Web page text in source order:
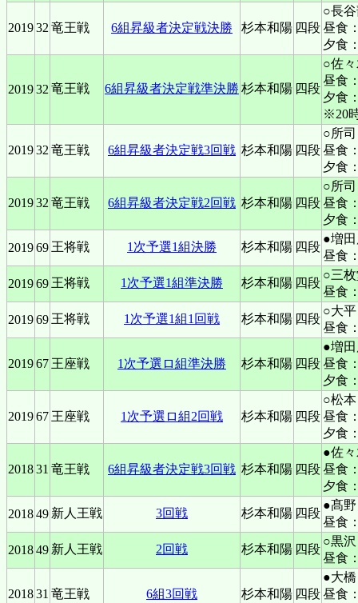
201932竜王戦 6組昇級者決定戦決勝 杉本和陽 四段
○長
昼食
夕食
201932竜王戦 6組昇級者決定戦準決勝 杉本和陽 四段
○佐
昼食
夕食
※20
201932竜王戦 6組昇級者決定戦3回戦 杉本和陽 四段
○所司
昼食
夕食
201932竜王戦 6組昇級者決定戦2回戦 杉本和陽 四段
○所司
昼食
夕食
201969王将戦 1次予選1組決勝 杉本和陽 四段
●増
昼食
201969王将戦 1次予選1組準決勝 杉本和陽 四段
○三
昼食
201969王将戦 1次予選1組1回戦 杉本和陽 四段
○大平
昼食
201967王座戦 1次予選ロ組準決勝 杉本和陽 四段
●増
昼食
夕食
201967王座戦 1次予選ロ組2回戦 杉本和陽 四段
○松本
昼食
夕食
201831 竜王戦 6組昇級者決定戦3回戦 杉本和陽 四段
●佐
昼食
夕食
201849 新人王戦 3回戦 杉本和陽 四段
●髙野
昼食
201849 新人王戦 2回戦 杉本和陽 四段
○黒沢
昼食
201831 竜王戦 6組3回戦 杉本和陽 四段
●大
昼食